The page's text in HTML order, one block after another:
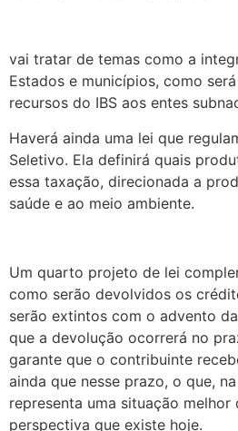
vai tratar de temas como a
Estados e municípios, como
recursos do IBS aos entes
Haverá ainda uma lei que
Seletivo. Ela definirá quais
essa taxação, direcionada a
saúde e ao meio ambiente.
Um quarto projeto de lei
como serão devolvidos os
serão extintos com o advento
que a devolução ocorrerá no
garante que o contribuinte
ainda que nesse prazo, o que,
representa uma situação melhor
perspectiva que existe hoje.